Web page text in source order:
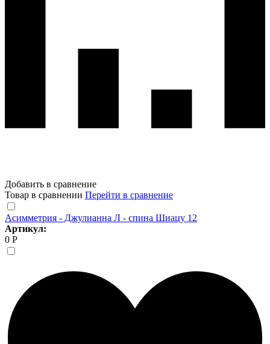
Добавить в сравнение
Товар в сравнении Перейти в сравнение
Асимметрия - Джулианна Л - спина Шиацу 12
Артикул:
0 Р